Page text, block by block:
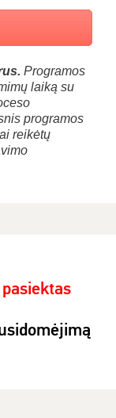
Programos
laiką su
programos
reikėtų